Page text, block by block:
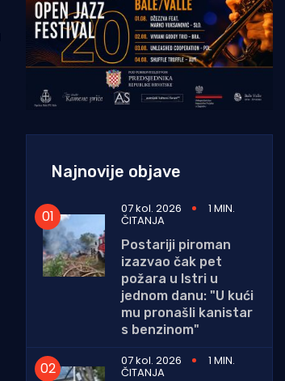
Najnovije objave
07 kol. 2026 1 MIN.
ČITANJA
Postariji piroman
izazvao čak pet
požara u Istri u
jednom danu: "U kući
mu pronašli kanistar
s benzinom"
07 kol. 2026
1 MIN.
ČITANJA